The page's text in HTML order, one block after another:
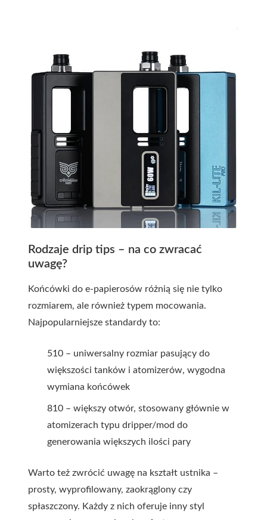
Rodzaje drip tips – na co zwracać
uwagę?
Końcówki do e-papierosów różnią się nie tylko
rozmiarem, ale również typem mocowania.
Najpopularniejsze standardy to:
510 – uniwersalny rozmiar pasujący do
większości tanków i atomizerów, wygodna
wymiana końcówek
810 – większy otwór, stosowany głównie w
atomizerach typu dripper/mod do
generowania większych ilości pary
Warto też zwrócić uwagę na kształt ustnika –
prosty, wyprofilowany, zaokrąglony czy
spłaszczony. Każdy z nich oferuje inny styl